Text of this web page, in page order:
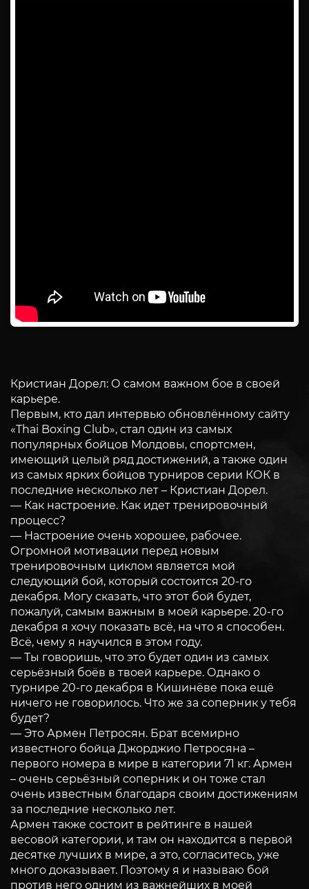
Кристиан Дорел: О самом важном бое в своей
карьере.
Первым, кто дал интервью обновлённому сайту
«Thai Boxing Club», стал один из самых
популярных бойцов Молдовы, спортсмен,
имеющий целый ряд достижений, а также один
из самых ярких бойцов турниров серии КОК в
последние несколько лет – Кристиан Дорел.
— Как настроение. Как идет тренировочный
процесс?
— Настроение очень хорошее, рабочее.
Огромной мотивации перед новым
тренировочным циклом является мой
следующий бой, который состоится 20-го
декабря. Могу сказать, что этот бой будет,
пожалуй, самым важным в моей карьере. 20-го
декабря я хочу показать всё, на что я способен.
Всё, чему я научился в этом году.
— Ты говоришь, что это будет один из самых
серьёзный боёв в твоей карьере. Однако о
турнире 20-го декабря в Кишинёве пока ещё
ничего не говорилось. Что же за соперник у тебя
будет?
— Это Армен Петросян. Брат всемирно
известного бойца Джорджио Петросяна –
первого номера в мире в категории 71 кг. Армен
– очень серьёзный соперник и он тоже стал
очень известным благодаря своим достижениям
за последние несколько лет.
Армен также состоит в рейтинге в нашей
весовой категории, и там он находится в первой
десятке лучших в мире, а это, согласитесь, уже
много доказывает. Поэтому я и называю бой
против него одним из важнейших в моей